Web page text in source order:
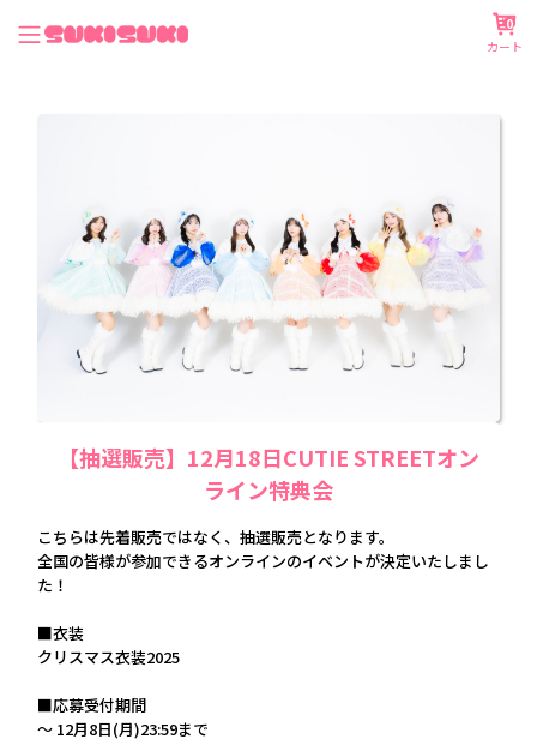
カート
0
【抽選販売】12月18日CUTIE STREETオン
ライン特典会
こちらは先着販売ではなく、抽選販売となります。
全国の皆様が参加できるオンラインのイベントが決定いたしまし
た！
■衣装
クリスマス衣装2025
■応募受付期間
～ 12月8日(月)23:59まで